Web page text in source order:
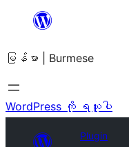
အကြောင်းအရာ
ကျော်သွား
ရန်
မြန်မာ | Burmese
WordPress ကို ရယူပါ
Plugin